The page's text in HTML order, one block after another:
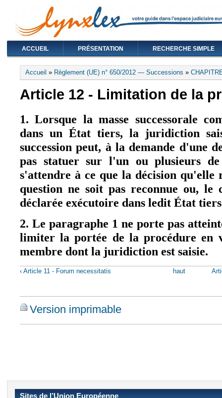
ACCUEIL PRÉSENTATION RECHERCHE SIMPLE
Vous êtes ici
Accueil » Règlement (UE) n° 650/2012 — Successions »
Article 12 - Limitation de la
1. Lorsque la masse successorale
dans un État tiers, la juridiction
succession peut, à la demande d'une
pas statuer sur l'un ou plusieurs
s'attendre à ce que la décision qu'elle
question ne soit pas reconnue ou, le
déclarée exécutoire dans ledit État
2. Le paragraphe 1 ne porte pas
limiter la portée de la procédure
membre dont la juridiction est saisie.
‹ Article 11 - Forum necessitatis haut
Version imprimable
Sites de l’Union Européenne